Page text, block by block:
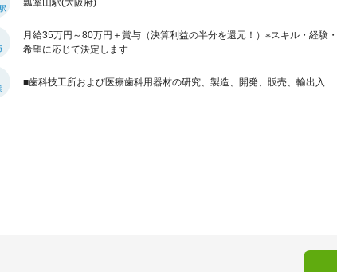
月給35万円～80万円＋賞与（決算利益の半分を還元！）※スキル・経験・
希望に応じて決定します
■歯科技工所および医療歯科用器材の研究、製造、開発、販売、輸出入